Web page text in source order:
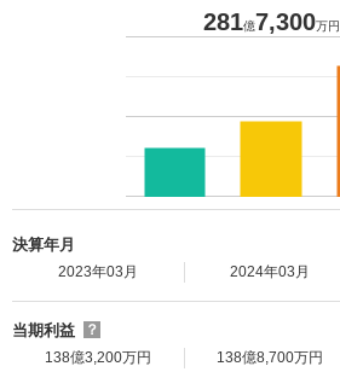
281億7,300万円
決算年月
2023年03月 2024年03月
当期利益
？
138億3,200万円
138億8,700万円